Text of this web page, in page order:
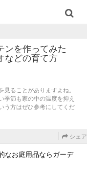
ンを作ってみた
などの育て方
ることがありますよね。
季節も家の中の温度を抑え
う方はぜひ参考にしてくだ
シェア
なお庭用品ならガーデ